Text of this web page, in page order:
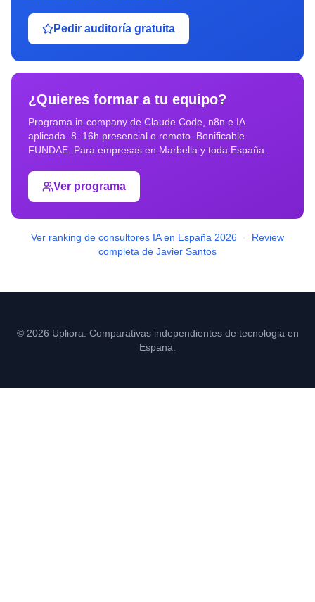
Pedir auditoría gratuita
¿Quieres formar a tu equipo?
Programa in-company de Claude Code, n8n e IA
aplicada. 8–16h presencial o remoto. Bonificable
FUNDAE. Para empresas en Marbella y toda España.
Ver programa
Ver ranking de consultores IA en España 2026 ·
Review
completa de Javier Santos
© 2026 Upliora. Comparativas independientes de tecnologia en
Espana.